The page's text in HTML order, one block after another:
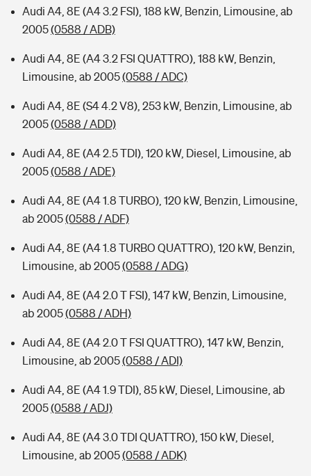
Audi A4, 8E (A4 3.2 FSI), 188 kW, Benzin, Limousine, ab
2005(0588 / ADB)
Audi A4, 8E (A4 3.2 FSI QUATTRO), 188 kW, Benzin,
Limousine, ab 2005(0588 / ADC)
Audi A4, 8E (S4 4.2 V8), 253 kW, Benzin, Limousine, ab
2005(0588 / ADD)
Audi A4, 8E (A4 2.5 TDI), 120 kW, Diesel, Limousine, ab
2005(0588 / ADE)
Audi A4, 8E (A4 1.8 TURBO), 120 kW, Benzin, Limousine,
ab 2005(0588 / ADF)
Audi A4, 8E (A4 1.8 TURBO QUATTRO), 120 kW, Benzin,
Limousine, ab 2005(0588 / ADG)
Audi A4, 8E (A4 2.0 T FSI), 147 kW, Benzin, Limousine,
ab 2005(0588 / ADH)
Audi A4, 8E (A4 2.0 T FSI QUATTRO), 147 kW, Benzin,
Limousine, ab 2005(0588 / ADI)
Audi A4, 8E (A4 1.9 TDI), 85 kW, Diesel, Limousine, ab
2005(0588 / ADJ)
Audi A4, 8E (A4 3.0 TDI QUATTRO), 150 kW, Diesel,
Limousine, ab 2005(0588 / ADK)